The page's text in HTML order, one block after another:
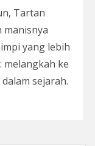
Tartan
manisnya
yang lebih
melangkah ke
sejarah.